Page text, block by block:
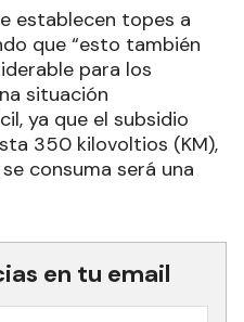
establecen topes a
que “esto también
para los
situación
ya que el subsidio
350 kilovoltios (KM),
consuma será una
en tu email